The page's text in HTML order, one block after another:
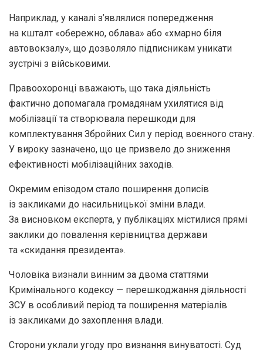
Наприклад, у каналі з’являлися попередження
на кшталт «обережно, облава» або «хмарно біля
автовокзалу», що дозволяло підписникам уникати
зустрічі з військовими.
Правоохоронці вважають, що така діяльність
фактично допомагала громадянам ухилятися від
мобілізації та створювала перешкоди для
комплектування Збройних Сил у період воєнного стану.
У вироку зазначено, що це призвело до зниження
ефективності мобілізаційних заходів.
Окремим епізодом стало поширення дописів
із закликами до насильницької зміни влади.
За висновком експерта, у публікаціях містилися прямі
заклики до повалення керівництва держави
та «скидання президента».
Чоловіка визнали винним за двома статтями
Кримінального кодексу — перешкоджання діяльності
ЗСУ в особливий період та поширення матеріалів
із закликами до захоплення влади.
Сторони уклали угоду про визнання винуватості. Суд